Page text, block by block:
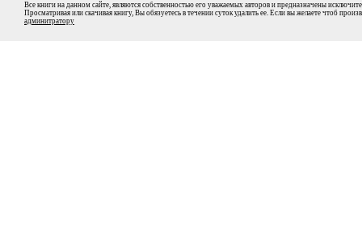
Все книги на данном сайте, являются собственностью его уважаемых авторов и предназначены
Просматривая или скачивая книгу, Вы обязуетесь в течении суток удалить ее. Если вы желаете чтоб
админитратору